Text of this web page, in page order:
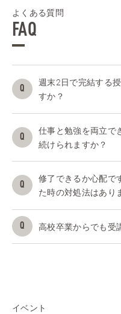
よくある質問
FAQ
週末2日で完結する
すか？
仕事と勉強を両立で
続けられますか？
修了できるか心配で
た時の対処法はあり
高校卒業からでも受
イベント